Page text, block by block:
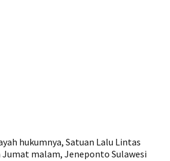
hukumnya, Satuan Lalu Lintas
malam, Jeneponto Sulawesi